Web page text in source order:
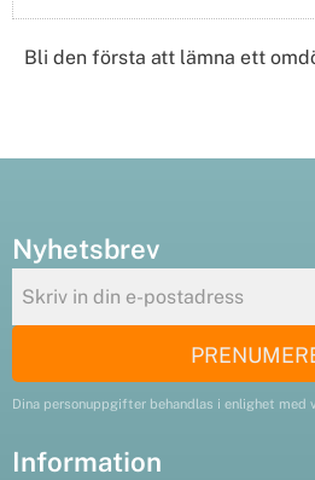
Bli den första att lämna ett
Nyhetsbrev
Dina personuppgifter behandlas i enlighet med
Information